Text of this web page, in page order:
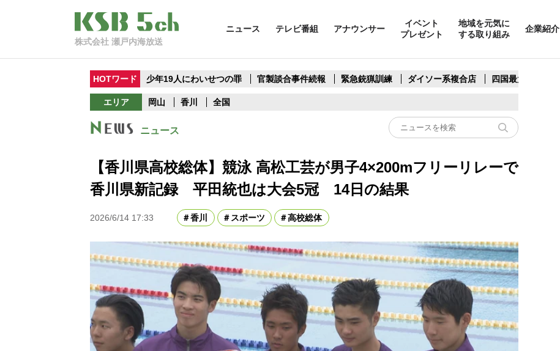
株式会社 瀬戸内海放送
ニュース テレビ番組 アナウンサー
イベント
プレゼント
地域を元気に
する取り組み
企業紹介
HOTワード 少年19人にわいせつの罪 官製談合事件続報 緊急銃猟訓練 ダイソー系複合店 四国最大スリコ
エリア 岡山 香川 全国
ニュース
【香川県高校総体】競泳 高松工芸が男子4×200mフリーリレーで
香川県新記録 平田統也は大会5冠 14日の結果
2026/6/14 17:33 香川 スポーツ 高校総体